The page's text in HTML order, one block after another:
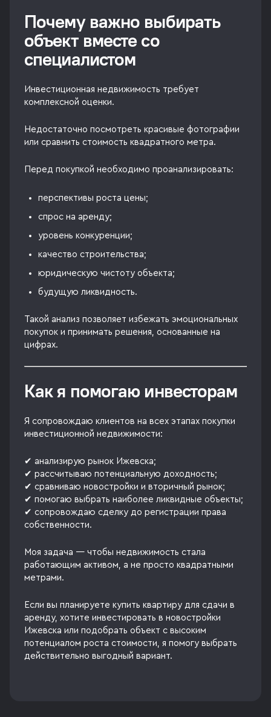
Почему важно выбирать
объект вместе со
специалистом
Инвестиционная недвижимость требует
комплексной оценки.
Недостаточно посмотреть красивые фотографии
или сравнить стоимость квадратного метра.
Перед покупкой необходимо проанализировать:
перспективы роста цены;
спрос на аренду;
уровень конкуренции;
качество строительства;
юридическую чистоту объекта;
будущую ликвидность.
Такой анализ позволяет избежать эмоциональных
покупок и принимать решения, основанные на
цифрах.
Как я помогаю инвесторам
Я сопровождаю клиентов на всех этапах покупки
инвестиционной недвижимости:
✔ анализирую рынок Ижевска;
✔ рассчитываю потенциальную доходность;
✔ сравниваю новостройки и вторичный рынок;
✔ помогаю выбрать наиболее ликвидные объекты;
✔ сопровождаю сделку до регистрации права
собственности.
Моя задача — чтобы недвижимость стала
работающим активом, а не просто квадратными
метрами.
Если вы планируете купить квартиру для сдачи в
аренду, хотите инвестировать в новостройки
Ижевска или подобрать объект с высоким
потенциалом роста стоимости, я помогу выбрать
действительно выгодный вариант.